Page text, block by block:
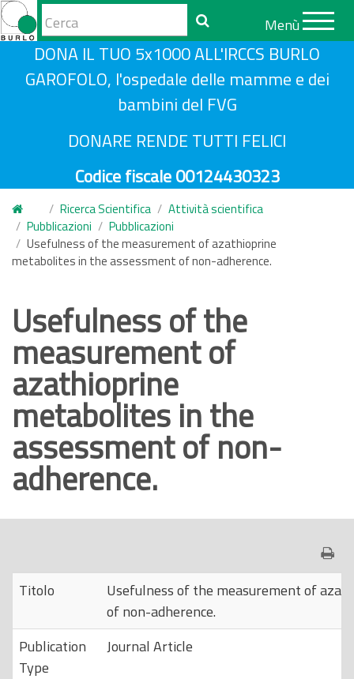
p
Form
di
ricerca
Cerca
DONA IL TUO 5x1000 ALL'IRCCS BURLO
GAROFOLO, l'ospedale delle mamme e dei
bambini del FVG
DONARE RENDE TUTTI FELICI
Codice fiscale 00124430323
Menù
Ricerca Scientifica
Attività scientifica
Pubblicazioni
Pubblicazioni
Usefulness of the measurement of azathioprine
metabolites in the assessment of non-adherence.
Usefulness of the
measurement of
azathioprine
metabolites in the
assessment of non-
adherence.
Titolo
Usefulness of the measurement of
of non-adherence.
Publication
Type
Journal Article